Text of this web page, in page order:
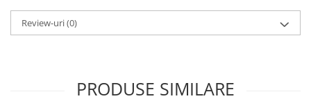
Review-uri(0)
PRODUSE SIMILARE